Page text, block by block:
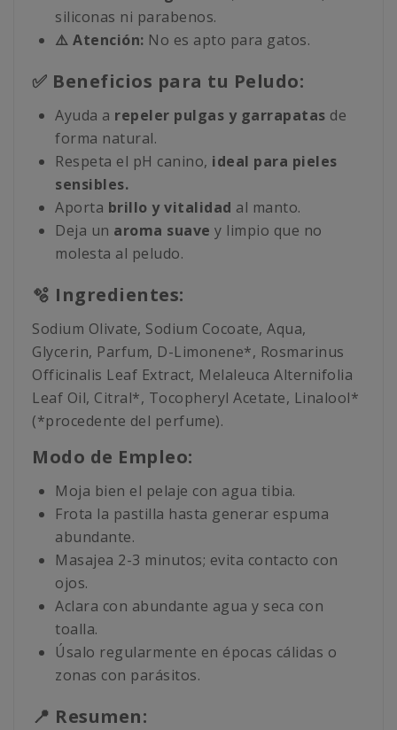
siliconas ni parabenos.
⚠️ Atención: No es apto para gatos.
✅ Beneficios para tu Peludo:
Ayuda a repeler pulgas y garrapatas de
forma natural.
Respeta el pH canino, ideal para pieles
sensibles.
Aporta brillo y vitalidad al manto.
Deja un aroma suave y limpio que no
molesta al peludo.
🫧 Ingredientes:
Sodium Olivate, Sodium Cocoate, Aqua,
Glycerin, Parfum, D-Limonene*, Rosmarinus
Officinalis Leaf Extract, Melaleuca Alternifolia
Leaf Oil, Citral*, Tocopheryl Acetate, Linalool*
(*procedente del perfume).
Modo de Empleo:
Moja bien el pelaje con agua tibia.
Frota la pastilla hasta generar espuma
abundante.
Masajea 2-3 minutos; evita contacto con
ojos.
Aclara con abundante agua y seca con
toalla.
Úsalo regularmente en épocas cálidas o
zonas con parásitos.
📍 Resumen: